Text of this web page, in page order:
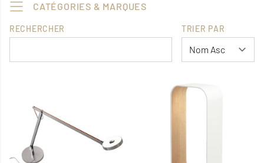
CATÉGORIES & MARQUES
RECHERCHER TRIER PAR